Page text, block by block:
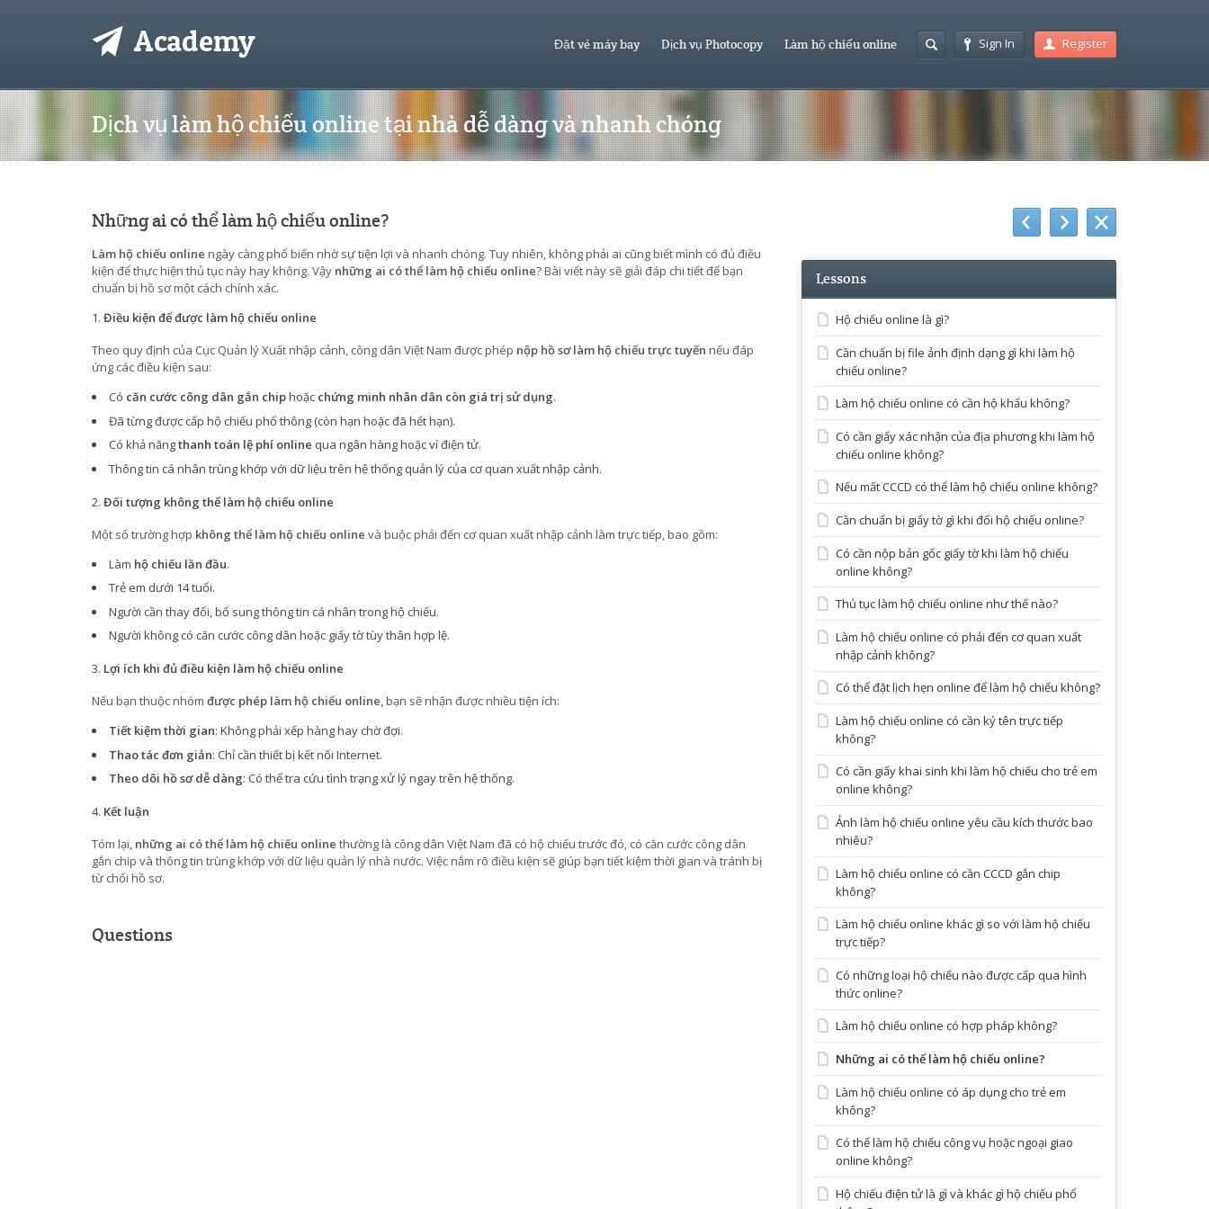
Sign In Register
Đặt vé máy bay Dịch vụ Photocopy Làm hộ chiếu online
Dịch vụ làm hộ chiếu online tại nhà dễ dàng và nhanh chóng
Những ai có thể làm hộ chiếu online?
Làm hộ chiếu online ngày càng phổ biến nhờ sự tiện lợi và nhanh chóng. Tuy nhiên, không phải ai cũng biết mình có đủ điều
kiện để thực hiện thủ tục này hay không. Vậy những ai có thể làm hộ chiếu online? Bài viết này sẽ giải đáp chi tiết để bạn
chuẩn bị hồ sơ một cách chính xác.
Điều kiện để được làm hộ chiếu online
Theo quy định của Cục Quản lý Xuất nhập cảnh, công dân Việt Nam được phép nộp hồ sơ làm hộ chiếu trực tuyến nếu đáp
ứng các điều kiện sau:
Có căn cước công dân gắn chiphoặc chứng minh nhân dân còn giá trị sử dụng.
Đã từng được cấp hộ chiếu phổ thông (còn hạn hoặc đã hết hạn).
Có khả năngthanh toán lệ phí online qua ngân hàng hoặc ví điện tử.
Thông tin cá nhân trùng khớp với dữ liệu trên hệ thống quản lý của cơ quan xuất nhập cảnh.
Đối tượng không thể làm hộ chiếu online
Một số trường hợp không thể làm hộ chiếu online và buộc phải đến cơ quan xuất nhập cảnh làm trực tiếp, bao gồm:
Làm hộ chiếu lần đầu.
Trẻ em dưới 14 tuổi.
Người cần thay đổi, bổ sung thông tin cá nhân trong hộ chiếu.
Người không có căn cước công dân hoặc giấy tờ tùy thân hợp lệ.
Lợi ích khi đủ điều kiện làm hộ chiếu online
Nếu bạn thuộc nhóm được phép làm hộ chiếu online, bạn sẽ nhận được nhiều tiện ích:
Tiết kiệm thời gian: Không phải xếp hàng hay chờ đợi.
Thao tác đơn giản: Chỉ cần thiết bị kết nối Internet.
Theo dõi hồ sơ dễ dàng: Có thể tra cứu tình trạng xử lý ngay trên hệ thống.
Kết luận
Tóm lại, những ai có thể làm hộ chiếu online thường là công dân Việt Nam đã có hộ chiếu trước đó, có căn cước công dân
gắn chip và thông tin trùng khớp với dữ liệu quản lý nhà nước. Việc nắm rõ điều kiện sẽ giúp bạn tiết kiệm thời gian và tránh bị
từ chối hồ sơ.
Questions
Lessons
Hộ chiếu online là gì?
Cần chuẩn bị file ảnh định dạng gì khi làm hộ
chiếu online?
Làm hộ chiếu online có cần hộ khẩu không?
Có cần giấy xác nhận của địa phương khi làm hộ
chiếu online không?
Nếu mất CCCD có thể làm hộ chiếu online không?
Cần chuẩn bị giấy tờ gì khi đổi hộ chiếu online?
Có cần nộp bản gốc giấy tờ khi làm hộ chiếu
online không?
Thủ tục làm hộ chiếu online như thế nào?
Làm hộ chiếu online có phải đến cơ quan xuất
nhập cảnh không?
Có thể đặt lịch hẹn online để làm hộ chiếu không?
Làm hộ chiếu online có cần ký tên trực tiếp
không?
Có cần giấy khai sinh khi làm hộ chiếu cho trẻ em
online không?
Ảnh làm hộ chiếu online yêu cầu kích thước bao
nhiêu?
Làm hộ chiếu online có cần CCCD gắn chip
không?
Làm hộ chiếu online khác gì so với làm hộ chiếu
trực tiếp?
Có những loại hộ chiếu nào được cấp qua hình
thức online?
Làm hộ chiếu online có hợp pháp không?
Những ai có thể làm hộ chiếu online?
Làm hộ chiếu online có áp dụng cho trẻ em
không?
Có thể làm hộ chiếu công vụ hoặc ngoại giao
online không?
Hộ chiếu điện tử là gì và khác gì hộ chiếu phổ